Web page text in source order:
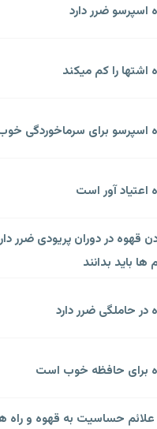
اسپرسو ضرر دارد
اشتها را کم میکند
اسپرسو برای سرماخوردگی
اعتیاد آور است
قهوه در دوران پریودی ضرر
ها باید بدانند
در حاملگی ضرر دارد
برای حافظه خوب است
حساسیت به قهوه و راه